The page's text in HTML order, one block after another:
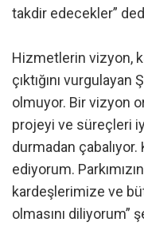
takdir edecekler”
Hizmetlerin vizyon,
çıktığını
olmuyor. Bir vizyon
projeyi ve süreçleri
durmadan
ediyorum.
kardeşlerimize ve
olmasını diliyorum”